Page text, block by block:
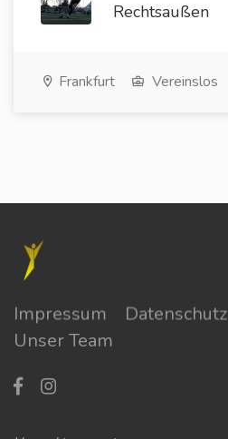
Rechtsaußen
Frankfurt Vereinslos
Impressum Datenschutz
Unser Team